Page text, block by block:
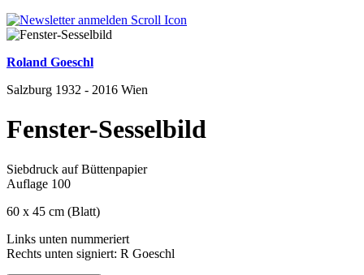
Roland Goeschl
Salzburg 1932 - 2016 Wien
Fenster-Sesselbild
Siebdruck auf Büttenpapier
Auflage 100
60 x 45 cm (Blatt)
Links unten nummeriert
Rechts unten signiert: R Goeschl